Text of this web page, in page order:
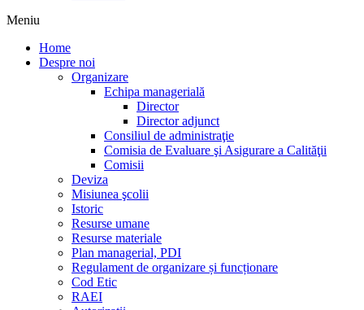
Meniu
Home
Despre noi
Organizare
Echipa managerială
Director
Director adjunct
Consiliul de administraţie
Comisia de Evaluare şi Asigurare a Calităţii
Comisii
Deviza
Misiunea şcolii
Istoric
Resurse umane
Resurse materiale
Plan managerial, PDI
Regulament de organizare și funcționare
Cod Etic
RAEI